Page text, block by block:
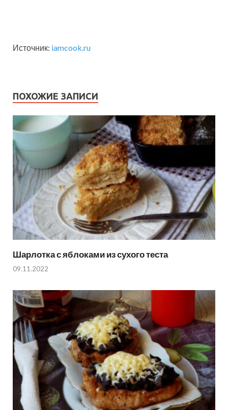
Источник: iamcook.ru
ПОХОЖИЕ ЗАПИСИ
Шарлотка с яблоками из сухого теста
09.11.2022